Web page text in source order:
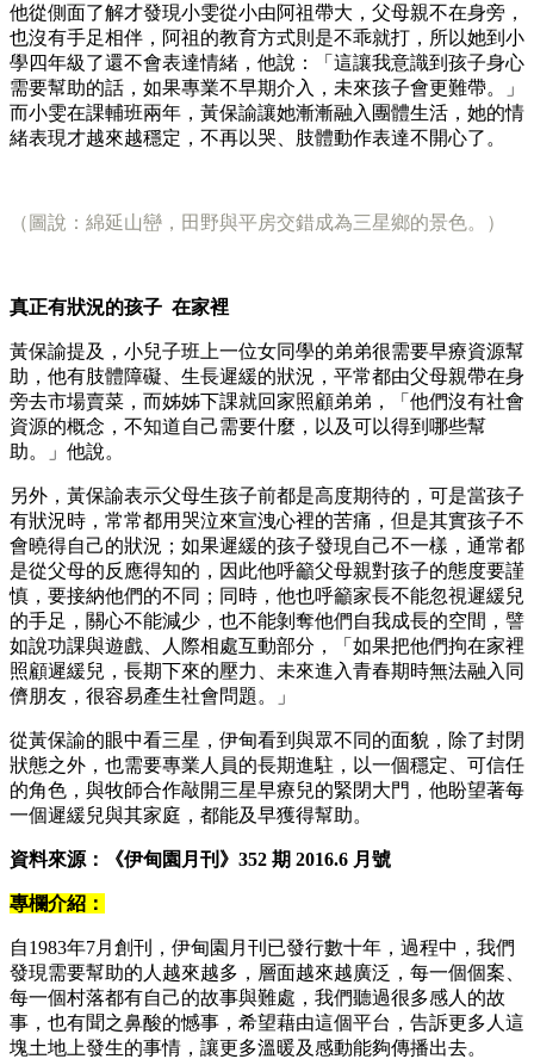
他從側面了解才發現小雯從小由阿祖帶大，父母親不在身旁，
也沒有手足相伴，阿祖的教育方式則是不乖就打，所以她到小
學四年級了還不會表達情緒，他說：「這讓我意識到孩子身心
需要幫助的話，如果專業不早期介入，未來孩子會更難帶。」
而小雯在課輔班兩年，黃保諭讓她漸漸融入團體生活，她的情
緒表現才越來越穩定，不再以哭、肢體動作表達不開心了。
（圖說：綿延山巒，田野與平房交錯成為三星鄉的景色。）
真正有狀況的孩子 在家裡
黃保諭提及，小兒子班上一位女同學的弟弟很需要早療資源幫
助，他有肢體障礙、生長遲緩的狀況，平常都由父母親帶在身
旁去市場賣菜，而姊姊下課就回家照顧弟弟，「他們沒有社會
資源的概念，不知道自己需要什麼，以及可以得到哪些幫
助。」他說。
另外，黃保諭表示父母生孩子前都是高度期待的，可是當孩子
有狀況時，常常都用哭泣來宣洩心裡的苦痛，但是其實孩子不
會曉得自己的狀況；如果遲緩的孩子發現自己不一樣，通常都
是從父母的反應得知的，因此他呼籲父母親對孩子的態度要謹
慎，要接納他們的不同；同時，他也呼籲家長不能忽視遲緩兒
的手足，關心不能減少，也不能剝奪他們自我成長的空間，譬
如說功課與遊戲、人際相處互動部分，「如果把他們拘在家裡
照顧遲緩兒，長期下來的壓力、未來進入青春期時無法融入同
儕朋友，很容易產生社會問題。」
從黃保諭的眼中看三星，伊甸看到與眾不同的面貌，除了封閉
狀態之外，也需要專業人員的長期進駐，以一個穩定、可信任
的角色，與牧師合作敲開三星早療兒的緊閉大門，他盼望著每
一個遲緩兒與其家庭，都能及早獲得幫助。
資料來源：《伊甸園月刊》352 期 2016.6 月號
專欄介紹：
自1983年7月創刊，伊甸園月刊已發行數十年，過程中，我們
發現需要幫助的人越來越多，層面越來越廣泛，每一個個案、
每一個村落都有自己的故事與難處，我們聽過很多感人的故
事，也有聞之鼻酸的憾事，希望藉由這個平台，告訴更多人這
塊土地上發生的事情，讓更多溫暖及感動能夠傳播出去。